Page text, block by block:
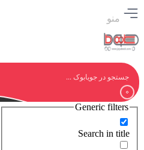
منو
Generic filters
Search in title